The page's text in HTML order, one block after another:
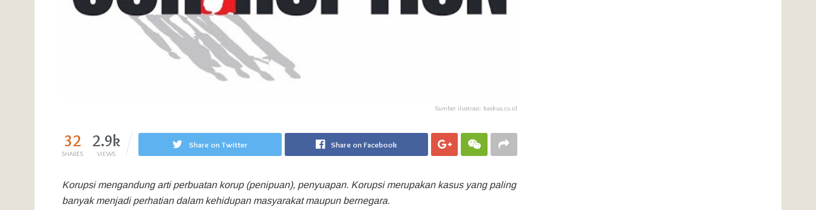
Sumber ilustrasi: kaskus.co.id
32
SHARES
2.9k
VIEWS
Share on Twitter Share on Facebook
Korupsi mengandung arti perbuatan korup (penipuan), penyuapan. Korupsi merupakan kasus yang paling
banyak menjadi perhatian dalam kehidupan masyarakat maupun bernegara.